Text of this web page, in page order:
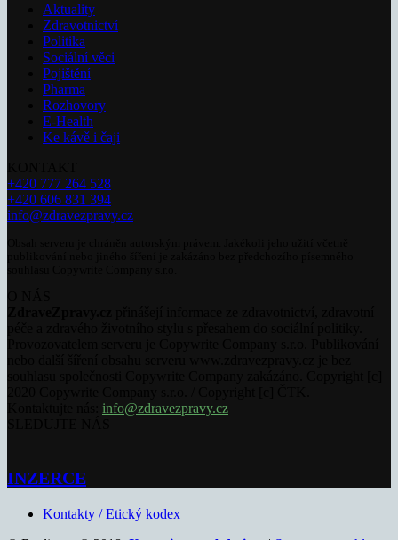
Aktuality
Zdravotnictví
Politika
Sociální věci
Pojištění
Pharma
Rozhovory
E-Health
Ke kávě i čaji
+420 777 264 528
+420 606 831 394
info@zdravezpravy.cz
info@zdravezpravy.cz
INZERCE
Kontakty / Etický kodex